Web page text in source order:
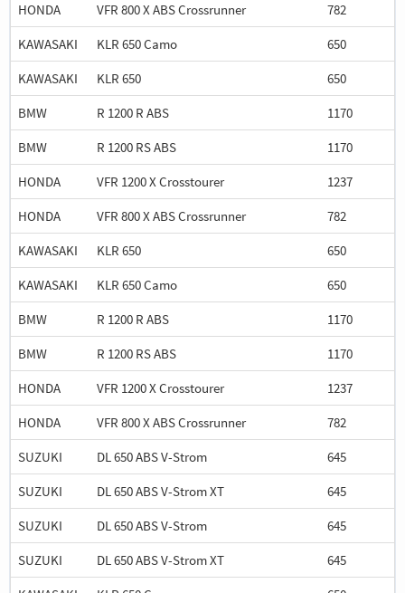
HONDA VFR 800 X ABS Crossrunner
782
KAWASAKI
KLR 650 Camo
650
KAWASAKI
KLR 650
650
BMW
R 1200 R ABS
1170
BMW
R 1200 RS ABS
1170
HONDA
VFR 1200 X Crosstourer
1237
HONDA
VFR 800 X ABS Crossrunner
782
KAWASAKI
KLR 650
650
KAWASAKI
KLR 650 Camo
650
BMW
R 1200 R ABS
1170
BMW
R 1200 RS ABS
1170
HONDA
VFR 1200 X Crosstourer
1237
HONDA
VFR 800 X ABS Crossrunner
782
SUZUKI
DL 650 ABS V-Strom
645
SUZUKI
DL 650 ABS V-Strom XT
645
SUZUKI
DL 650 ABS V-Strom
645
SUZUKI
DL 650 ABS V-Strom XT
645